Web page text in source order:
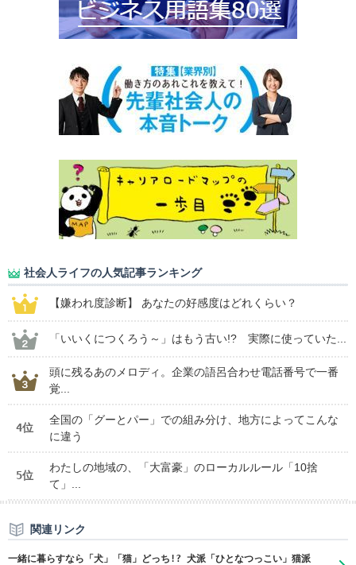
社会人ライフの人気記事ランキング
【嫌われ度診断】 あなたの好感度はどれくらい？
「いいくにつくろう～」はもう古い!? 実際に使っていた...
頭に残るあのメロディ。企業の語呂合わせ電話番号で一番
覚...
4位
全国の「グーとパー」での組み分け、地方によってこんな
に違う
5位
わたしの地域の、「大富豪」のローカルルール「10捨
て」...
関連リンク
一緒に暮らすなら「犬」「猫」どっち!? 犬派「ひとなつっこい」猫派